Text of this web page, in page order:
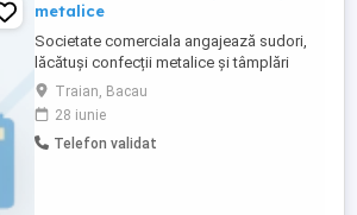
metalice
Societate comerciala angajează sudori,
lăcătuși confecții metalice și tâmplări
universali
Traian, Bacau
28 iunie
Telefon validat